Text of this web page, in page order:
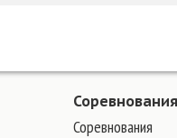
Соревнования
Соревнования